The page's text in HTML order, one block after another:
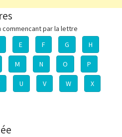
commencant par la lettre
E F G H
M N O P
U V W X